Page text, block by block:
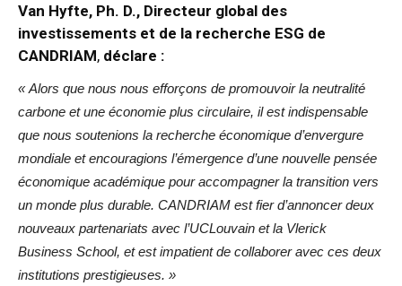
Van Hyfte, Ph. D., Directeur global des
investissements et de la recherche ESG de
CANDRIAM, déclare :
« Alors que nous nous efforçons de promouvoir la neutralité
carbone et une économie plus circulaire, il est indispensable
que nous soutenions la recherche économique d’envergure
mondiale et encouragions l’émergence d’une nouvelle pensée
économique académique pour accompagner la transition vers
un monde plus durable. CANDRIAM est fier d’annoncer deux
nouveaux partenariats avec l’UCLouvain et la Vlerick
Business School, et est impatient de collaborer avec ces deux
institutions prestigieuses. »